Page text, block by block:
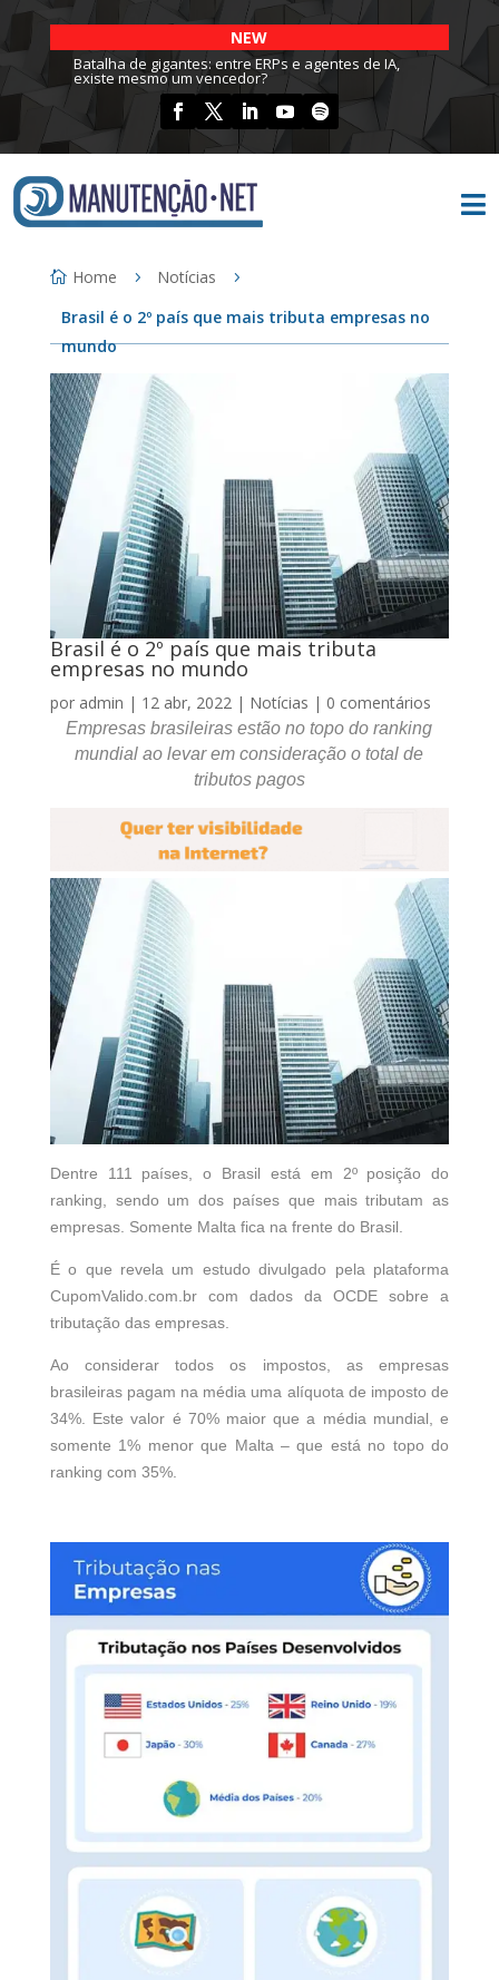
NEW
Batalha de gigantes: entre ERPs e agentes de IA,
existe mesmo um vencedor?

Home
Notícias
Brasil é o 2º país que mais tributa empresas no
mundo
Brasil é o 2º país que mais tributa
empresas no mundo
por admin | 12 abr, 2022| Notícias | 0 comentários
Empresas brasileiras estão no topo do ranking
mundial ao levar em consideração o total de
tributos pagos
Dentre 111 países, o Brasil está em 2º posição do
ranking, sendo um dos países que mais tributam as
empresas. Somente Malta fica na frente do Brasil.
É o que revela um estudo divulgado pela plataforma
CupomValido.com.brcom dados da OCDE sobre a
tributação das empresas.
Ao considerar todos os impostos, as empresas
brasileiras pagam na média uma alíquota de imposto de
34%. Este valor é 70% maior que a média mundial, e
somente 1% menor que Malta – que está no topo do
ranking com 35%.